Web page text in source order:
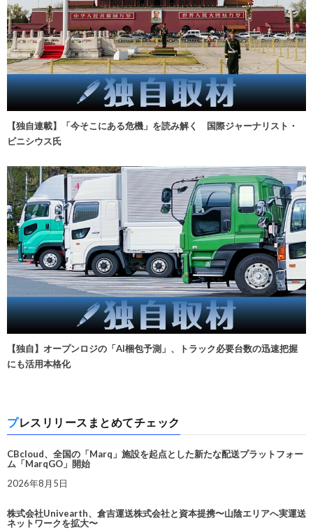
【独自連載】「今そこにある危機」を読み解く 国際ジャーナリスト・
ビニシウス氏
【独自】オープンロジの「AI梱包予測」、トラック必要台数の迅速把握
にも活用本格化
プレスリリースまとめてチェック
CBcloud、全国の「Marq」施設を起点とした新たな配送プラットフォー
ム「MarqGO」開始
2026年8月5日
株式会社Univearth、倉吉運送株式会社と資本提携〜山陰エリアへ実運送
ネットワークを拡大〜